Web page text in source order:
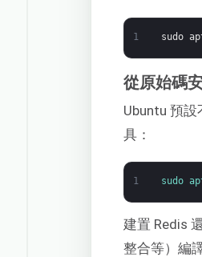
1 sudo
從原始碼
Ubuntu 預
具：
1 sudo
建置 Redis
整合等）編